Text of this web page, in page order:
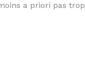
a priori pas trop